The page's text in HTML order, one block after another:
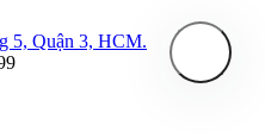
5, Quận 3, HCM.